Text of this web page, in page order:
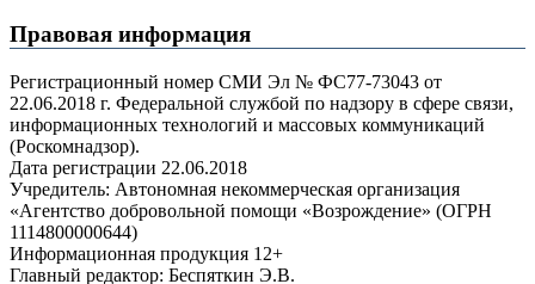
Правовая информация
Регистрационный номер СМИ Эл № ФС77-73043 от
22.06.2018 г. Федеральной службой по надзору в сфере связи,
информационных технологий и массовых коммуникаций
(Роскомнадзор).
Дата регистрации 22.06.2018
Учредитель: Автономная некоммерческая организация
«Агентство добровольной помощи «Возрождение» (ОГРН
1114800000644)
Информационная продукция 12+
Главный редактор: Беспяткин Э.В.